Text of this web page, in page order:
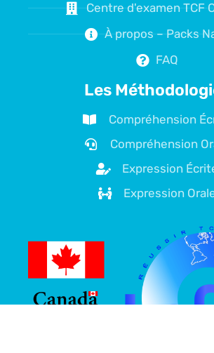
Centre d'examen TCF
À propos – Packs
FAQ
Les
Compréhension
Compréhension
Expression
Expression